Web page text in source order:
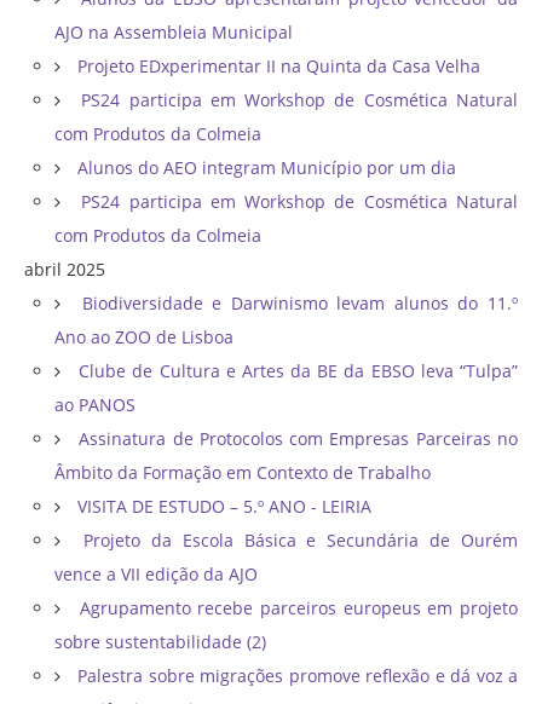
AJO na Assembleia Municipal
Projeto EDxperimentar II na Quinta da Casa Velha
PS24 participa em Workshop de Cosmética Natural
com Produtos da Colmeia
Alunos do AEO integram Município por um dia
PS24 participa em Workshop de Cosmética Natural
com Produtos da Colmeia
abril 2025
Biodiversidade e Darwinismo levam alunos do 11.º
Ano ao ZOO de Lisboa
Clube de Cultura e Artes da BE da EBSO leva “Tulpa”
ao PANOS
Assinatura de Protocolos com Empresas Parceiras no
Âmbito da Formação em Contexto de Trabalho
VISITA DE ESTUDO – 5.º ANO - LEIRIA
Projeto da Escola Básica e Secundária de Ourém
vence a VII edição da AJO
Agrupamento recebe parceiros europeus em projeto
sobre sustentabilidade (2)
Palestra sobre migrações promove reflexão e dá voz a